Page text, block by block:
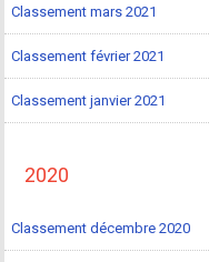
Classement mars 2021
Classement février 2021
Classement janvier 2021
2020
Classement décembre 2020